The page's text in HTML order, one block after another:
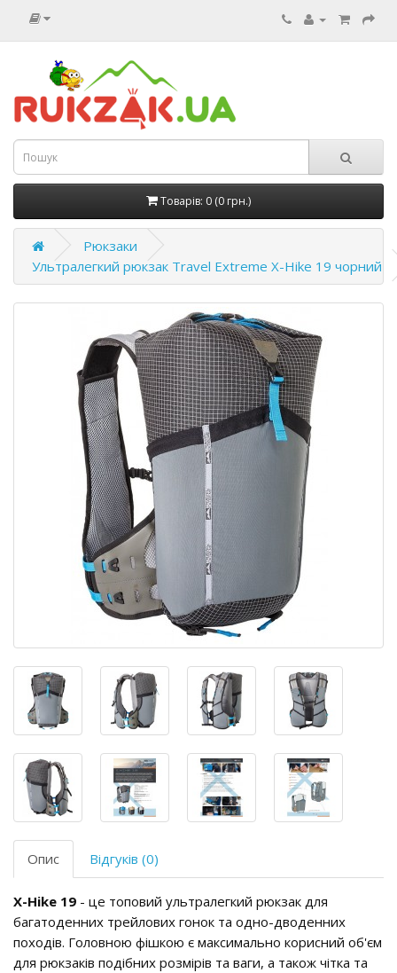
Товарів: 0 (0 грн.)
Рюкзаки
Ультралегкий рюкзак Travel Extreme X-Hike 19 чорний
Опис Відгуків (0)
X-Hike 19 - це топовий ультралегкий рюкзак для
багатоденних трейлових гонок та одно-дводенних
походів. Головною фішкою є максимально корисний об'єм
для рюкзаків подібних розмірів та ваги, а також чітка та